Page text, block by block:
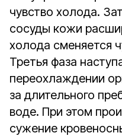
чувство холода.
сосуды кожи
холода сменяется
Третья фаза
переохлаждении
за длительного
воде. При этом
сужение